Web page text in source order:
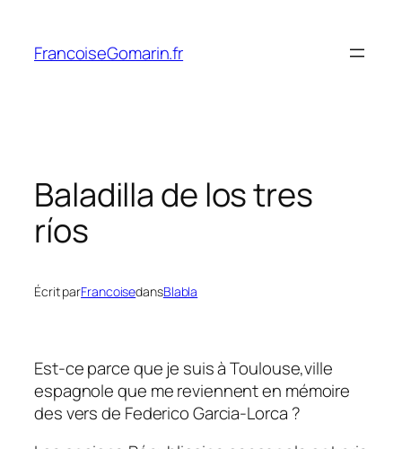
contenu
FrancoiseGomarin.fr
Baladilla de los tres
ríos
Écrit parFrancoisedansBlabla
Est-ce parce que je suis à Toulouse,ville
espagnole que me reviennent en mémoire
des vers de Federico Garcia-Lorca ?